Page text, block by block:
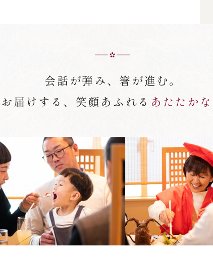
会話が弾み、箸が進む。
届けする、笑顔あふれる あたたかな